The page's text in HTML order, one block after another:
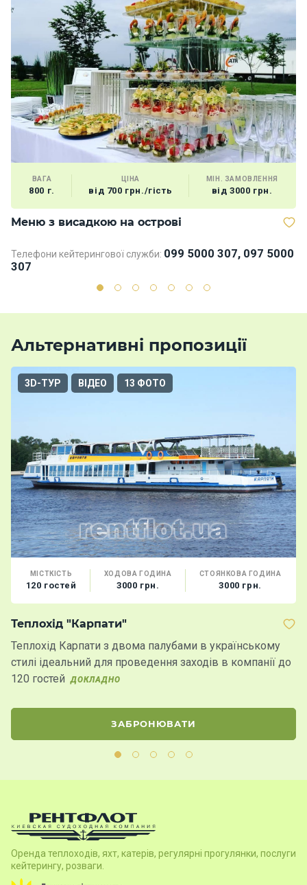
ВАГА
800 г.
ЦІНА
від 700 грн./гість
МІН. ЗАМОВЛЕННЯ
від 3000 грн.
Меню з висадкою на острові
Телефони кейтерингової служби: 099 5000 307, 097 5000
307
Альтернативні пропозиції
3D-ТУР ВІДЕО 13 ФОТО
МІСТКІСТЬ
120 гостей
ХОДОВА ГОДИНА
3000 грн.
СТОЯНКОВА ГОДИНА
3000 грн.
Теплохід "Карпати"
Теплохід Карпати з двома палубами в українському
стилі ідеальний для проведення заходів в компанії до
120 гостей
ДОКЛАДНО
ЗАБРОНЮВАТИ
Оренда теплоходів, яхт, катерів, регулярні прогулянки, послуги
кейтерингу, розваги.